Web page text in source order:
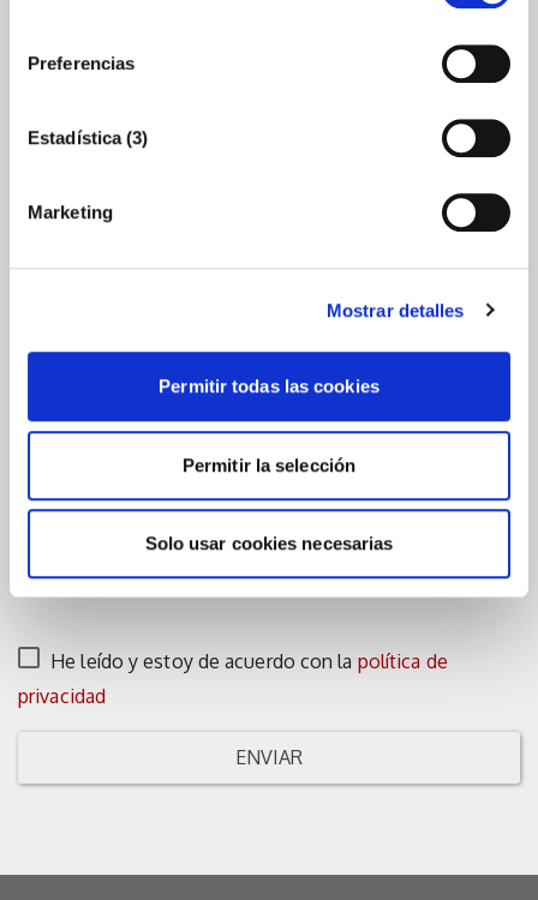
Preferencias
Estadística (3)
Marketing
Mostrar detalles
Permitir todas las cookies
Permitir la selección
Solo usar cookies necesarias
Teléfono
He leído y estoy de acuerdo con la política de
privacidad
ENVIAR